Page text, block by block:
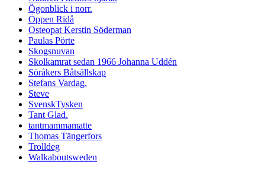
Ögonblick i norr.
Öppen Ridå
Osteopat Kerstin Söderman
Paulas Pörte
Skogsnuvan
Skolkamrat sedan 1966 Johanna Uddén
Söråkers Båtsällskap
Stefans Vardag.
Steve
SvenskTysken
Tant Glad.
tantmammamatte
Thomas Tängerfors
Trolldeg
Walkaboutsweden